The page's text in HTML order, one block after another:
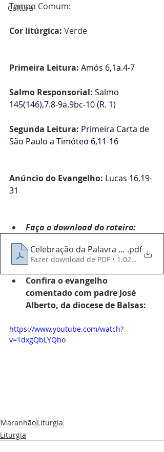
Cultura
Tempo Comum:
Cor litúrgica: Verde
Primeira Leitura: Amós 6,1a.4-7
Salmo Responsorial: Salmo
145(146),7.8-9a.9bc-10 (R. 1)
Segunda Leitura: Primeira Carta de
São Paulo a Timóteo 6,11-16
Anúncio do Evangelho: Lucas 16,19-
31
Faça o download do roteiro:
Celebração da Palavra - 280925 -
.pdf
Fazer download de PDF • 1.02MB
Confira o evangelho
comentado com padre José
Alberto, da diocese de Balsas:
https://www.youtube.com/watch?
v=1dxgQbLYQho
MaranhãoLiturgia
Liturgia